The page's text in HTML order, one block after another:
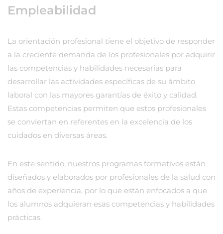
Empleabilidad
La orientación profesional tiene el objetivo de responder
a la creciente demanda de los profesionales por adquirir
las competencias y habilidades necesarias para
desarrollar las actividades específicas de su ámbito
laboral con las mayores garantías de éxito y calidad.
Estas competencias permiten que estos profesionales
se conviertan en referentes en la excelencia de los
cuidados en diversas áreas.
En este sentido, nuestros programas formativos están
diseñados y elaborados por profesionales de la salud con
años de experiencia, por lo que están enfocados a que
los alumnos adquieran esas competencias y habilidades
prácticas.